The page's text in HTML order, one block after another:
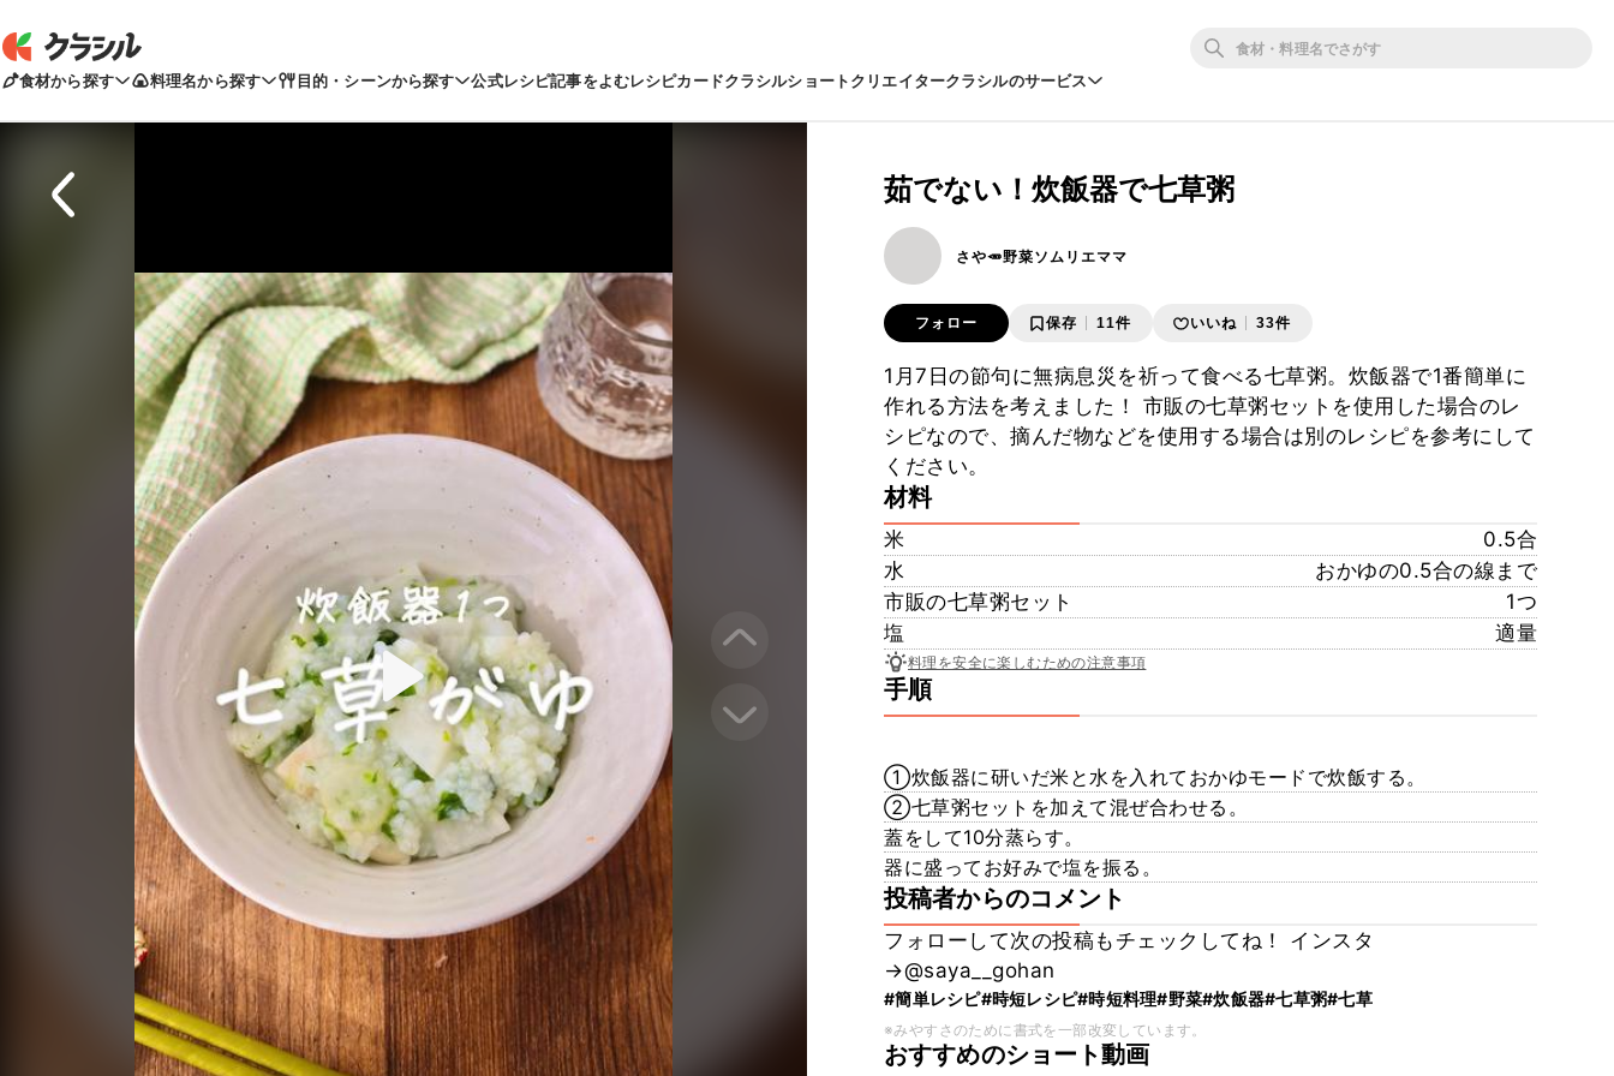
食材から探す 料理名から探す 目的・シーンから探す 公式レシピ記事をよむレシピカードクラシルショートクリエイタークラシルのサービス
茹でない！炊飯器で七草粥
さや🥕野菜ソムリエママ
フォロー 保存 11件 いいね 33件
1月7日の節句に無病息災を祈って食べる七草粥。炊飯器で1番簡単に
作れる方法を考えました！ 市販の七草粥セットを使用した場合のレ
シピなので、摘んだ物などを使用する場合は別のレシピを参考にして
ください。
材料
米
0.5合
水
おかゆの0.5合の線まで
市販の七草粥セット
1つ
塩
適量
料理を安全に楽しむための注意事項
手順
①炊飯器に研いだ米と水を入れておかゆモードで炊飯する。
②七草粥セットを加えて混ぜ合わせる。
蓋をして10分蒸らす。
器に盛ってお好みで塩を振る。
投稿者からのコメント
フォローして次の投稿もチェックしてね！ インスタ
→@saya__gohan
#簡単レシピ#時短レシピ#時短料理#野菜#炊飯器#七草粥#七草
※みやすさのために書式を一部改変しています。
おすすめのショート動画